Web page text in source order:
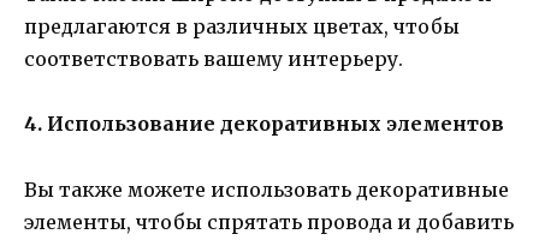
предлагаются в различных цветах, чтобы
соответствовать вашему интерьеру.
4. Использование декоративных элементов
Вы также можете использовать декоративные
элементы, чтобы спрятать провода и добавить